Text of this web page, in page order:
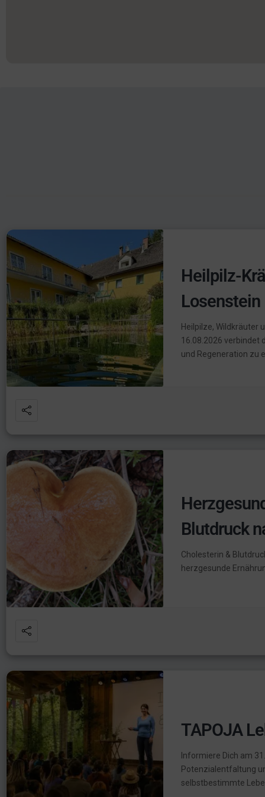
Heilpilz-
Losenstein
Heilpilze, Wildkräuter
16.08.2026 verbindet
und Regeneration zu
Blutdruck
Cholesterin &
herzgesunde
TAPOJA
Informiere Dich am
Potenzialentfaltung
selbstbestimmte